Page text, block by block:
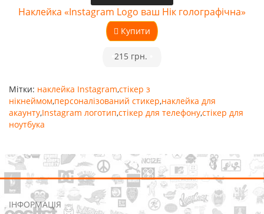
Наклейка «Instagram Logo ваш Нік голографічна»
Купити
215 грн.
Мітки: наклейка Instagram,стікер з
нікнеймом,персоналізований стикер,наклейка для
акаунту,Instagram логотип,стікер для телефону,стікер для
ноутбука
ІНФОРМАЦІЯ